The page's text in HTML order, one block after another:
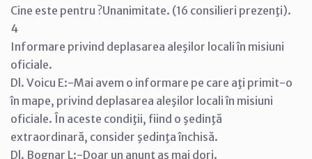
Cine este pentru ?Unanimitate. (16 consilieri prezenţi).
4
Informare privind deplasarea aleşilor locali în misiuni
oficiale.
Dl. Voicu E:-Mai avem o informare pe care aţi primit-o
în mape, privind deplasarea aleşilor locali în misiuni
oficiale. În aceste condiţii, fiind o şedinţă
extraordinară, consider şedinţa închisă.
Dl. Bognar L:-Doar un anunţ aş mai dori.